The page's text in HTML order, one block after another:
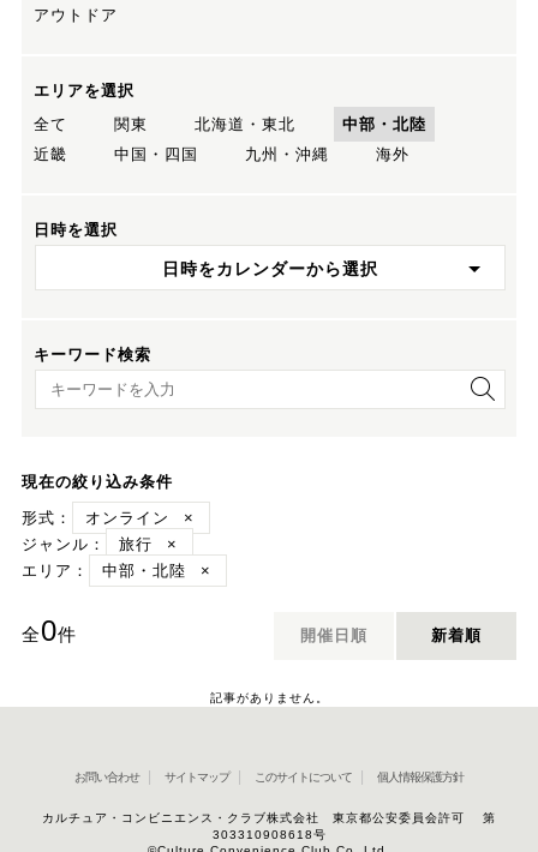
アウトドア
エリアを選択
全て
関東 北海道・東北
中部・北陸
近畿
中国・四国 九州・沖縄 海外
日時を選択
日時をカレンダーから選択
キーワード検索
キーワード検索
現在の絞り込み条件
形式：
オンライン
×
ジャンル：
旅行
×
エリア：
中部・北陸 ×
全0件 開催日順 新着順
記事がありません。
お問い合わせ サイトマップ このサイトについて 個人情報保護方針
カルチュア・コンビニエンス・クラブ株式会社 東京都公安委員会許可 第
303310908618号